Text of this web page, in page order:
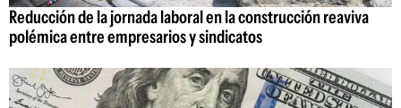
Reducción de la jornada laboral en la construcción reaviva
polémica entre empresarios y sindicatos